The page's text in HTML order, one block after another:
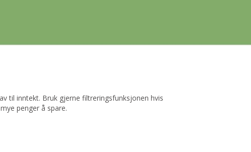
til inntekt. Bruk gjerne filtreringsfunksjonen hvis
penger å spare.